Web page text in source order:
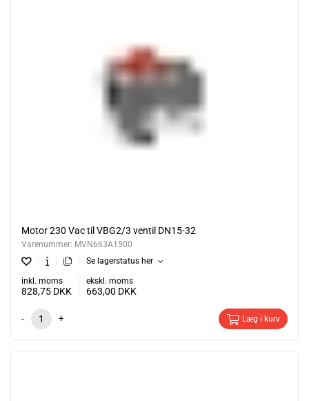
Motor 230 Vac til VBG2/3 ventil DN15-32
Varenummer: MVN663A1500
Se lagerstatus her
inkl. moms
828,75 DKK
ekskl. moms
663,00 DKK
- + Læg i kurv